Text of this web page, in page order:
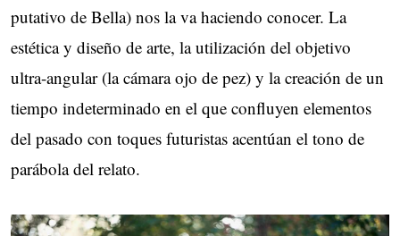
putativo de Bella) nos la va haciendo conocer. La
estética y diseño de arte, la utilización del objetivo
ultra-angular (la cámara ojo de pez) y la creación de un
tiempo indeterminado en el que confluyen elementos
del pasado con toques futuristas acentúan el tono de
parábola del relato.